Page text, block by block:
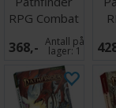
RPG Combat
Pad
368,- Antall på
lager:1